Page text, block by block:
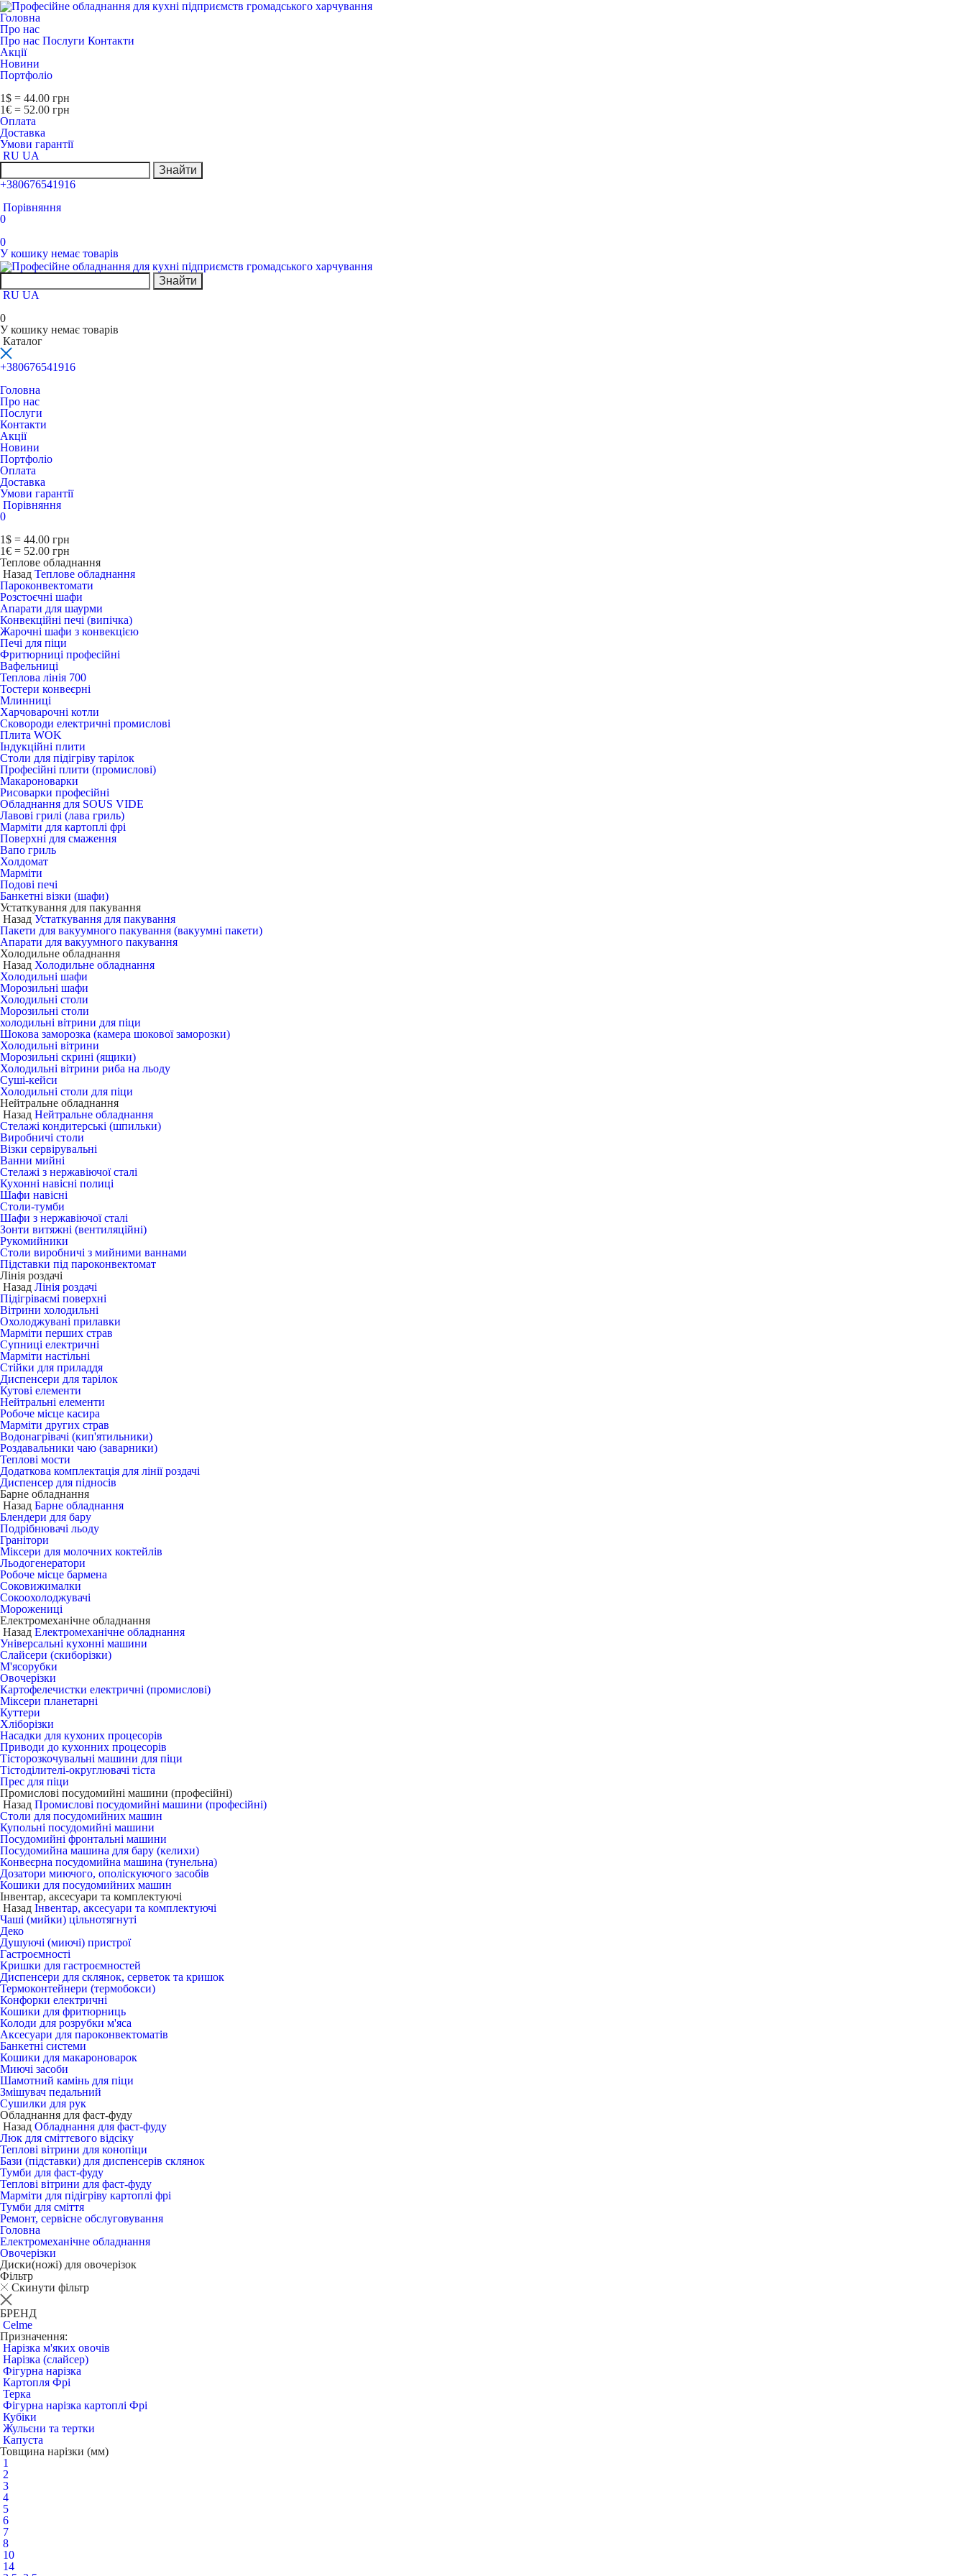
Головна
Про нас
Про нас Послуги Контакти
Акції
Новини
Портфоліо
1$ = 44.00 грн
1€ = 52.00 грн
Оплата
Доставка
Умови гарантії
RU UA
Знайти
+380676541916
Порівняння
0
0
У кошику немає товарів
Знайти
RU UA
0
У кошику немає товарів
Каталог
+380676541916
Головна
Про нас
Послуги
Контакти
Акції
Новини
Портфоліо
Оплата
Доставка
Умови гарантії
Порівняння
0
1$ = 44.00 грн
1€ = 52.00 грн
Теплове обладнання
Назад Теплове обладнання
Пароконвектомати
Розстоєчні шафи
Апарати для шаурми
Конвекційні печі (випічка)
Жарочні шафи з конвекцією
Печі для піци
Фритюрниці професійні
Вафельниці
Теплова лінія 700
Тостери конвеєрні
Млинниці
Харчоварочні котли
Сковороди електричні промислові
Плита WOK
Індукційні плити
Столи для підігріву тарілок
Професійні плити (промислові)
Макароноварки
Рисоварки професійні
Обладнання для SOUS VIDE
Лавові грилі (лава гриль)
Марміти для картоплі фрі
Поверхні для смаження
Вапо гриль
Холдомат
Марміти
Подові печі
Банкетні візки (шафи)
Устаткування для пакування
Назад Устаткування для пакування
Пакети для вакуумного пакування (вакуумні пакети)
Апарати для вакуумного пакування
Холодильне обладнання
Назад Холодильне обладнання
Холодильні шафи
Морозильні шафи
Холодильні столи
Морозильні столи
холодильні вітрини для піци
Шокова заморозка (камера шокової заморозки)
Холодильні вітрини
Морозильні скрині (ящики)
Холодильні вітрини риба на льоду
Суші-кейси
Холодильні столи для піци
Нейтральне обладнання
Назад Нейтральне обладнання
Стелажі кондитерські (шпильки)
Виробничі столи
Візки сервірувальні
Ванни мийні
Стелажі з нержавіючої сталі
Кухонні навісні полиці
Шафи навісні
Столи-тумби
Шафи з нержавіючої сталі
Зонти витяжні (вентиляційні)
Рукомийники
Столи виробничі з мийними ваннами
Підставки під пароконвектомат
Лінія роздачі
Назад Лінія роздачі
Підігріваємі поверхні
Вітрини холодильні
Охолоджувані прилавки
Марміти перших страв
Супниці електричні
Марміти настільні
Стійки для приладдя
Диспенсери для тарілок
Кутові елементи
Нейтральні елементи
Робоче місце касира
Марміти других страв
Водонагрівачі (кип'ятильники)
Роздавальники чаю (заварники)
Теплові мости
Додаткова комплектація для лінії роздачі
Диспенсер для підносів
Барне обладнання
Назад Барне обладнання
Блендери для бару
Подрібнювачі льоду
Гранітори
Міксери для молочних коктейлів
Льодогенератори
Робоче місце бармена
Соковижималки
Сокоохолоджувачі
Морожениці
Електромеханічне обладнання
Назад Електромеханічне обладнання
Універсальні кухонні машини
Слайсери (скиборізки)
М'ясорубки
Овочерізки
Картофелечистки електричні (промислові)
Міксери планетарні
Куттери
Хліборізки
Насадки для кухоних процесорів
Приводи до кухонних процесорів
Тісторозкочувальні машини для піци
Тістоділителі-округлювачі тіста
Прес для піци
Промислові посудомийні машини (професійні)
Назад Промислові посудомийні машини (професійні)
Столи для посудомийних машин
Купольні посудомийні машини
Посудомийні фронтальні машини
Посудомийна машина для бару (келихи)
Конвеєрна посудомийна машина (тунельна)
Дозатори миючого, ополіскуючого засобів
Кошики для посудомийних машин
Інвентар, аксесуари та комплектуючі
Назад Інвентар, аксесуари та комплектуючі
Чаші (мийки) цільнотягнуті
Деко
Душуючі (миючі) пристрої
Гастроємності
Кришки для гастроємностей
Диспенсери для склянок, серветок та кришок
Термоконтейнери (термобокси)
Конфорки електричні
Кошики для фритюрниць
Колоди для розрубки м'яса
Аксесуари для пароконвектоматів
Банкетні системи
Кошики для макароноварок
Миючі засоби
Шамотний камінь для піци
Змішувач педальний
Сушилки для рук
Обладнання для фаст-фуду
Назад Обладнання для фаст-фуду
Люк для сміттєвого відсіку
Теплові вітрини для конопіци
Бази (підставки) для диспенсерів склянок
Тумби для фаст-фуду
Теплові вітрини для фаст-фуду
Марміти для підігріву картоплі фрі
Тумби для сміття
Ремонт, сервісне обслуговування
Головна
Електромеханічне обладнання
Овочерізки
Диски(ножі) для овочерізок
Фільтр
Скинути фільтр
БРЕНД
Celme
Призначення:
Нарізка м'яких овочів
Нарізка (слайсер)
Фігурна нарізка
Картопля Фрі
Терка
Фігурна нарізка картоплі Фрі
Кубіки
Жульєни та тертки
Капуста
Товщина нарізки (мм)
1
2
3
4
5
6
7
8
10
14